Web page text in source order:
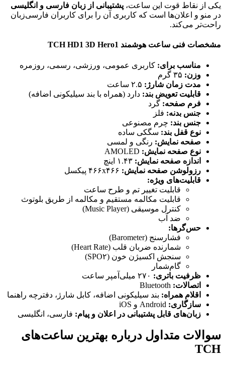
یکی از نقاط قوت این ساعت، پشتیبانی از زبان فارسی و انگلیسی
در منو و اعلان‌ها است که کاربری آن را برای کاربران فارسی‌زبان
راحت‌تر می‌کند.
مشخصات فنی ساعت هوشمند TCH HD1 3D Hero1
مناسب برای: کاربری عمومی، ورزشی، رسمی، روزمره
وزن:
مدت زمان شارژ:
قابلیت تعویض بند: دارد (همراه با بند سیلیکونی اضافه)
فرم صفحه: گرد
جنس بدنه: فلز
جنس بند: چرم مصنوعی
نوع قفل بند: سگکی ساده
صفحه نمایش: رنگی و لمسی
نوع صفحه نمایش:
اندازه صفحه نمایش:
رزولوشن صفحه نمایش:
قابلیت‌های ویژه:
قابلیت تغییر تم و طرح ساعت
قابلیت مکالمه مستقیم و مکالمه از طریق بلوتوث
کنترل موسیقی (Music Player)
ضد آب
حس‌گرها:
فشارسنج (Barometer)
شمارنده ضربان قلب (Heart Rate)
سنجش اکسیژن خون (SPO۲)
گام‌شمار
ظرفیت باتری:
اتصالات:
اقلام همراه: بند سیلیکونی اضافه، کابل شارژ، دفترچه راهنما
سازگاری:
زبان‌های قابل پشتیبانی در اعلان و پیام: فارسی، انگلیسی
سوالات متداول درباره بهترین ساعت‌های
TCH